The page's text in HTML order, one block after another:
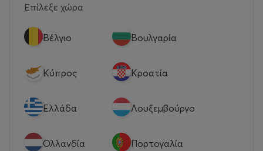
Επίλεξε χώρα
Βέλγιο Βουλγαρία
Κύπρος Κροατία
Eλλάδα Λουξεμβούργο
Ολλανδία Πορτογαλία